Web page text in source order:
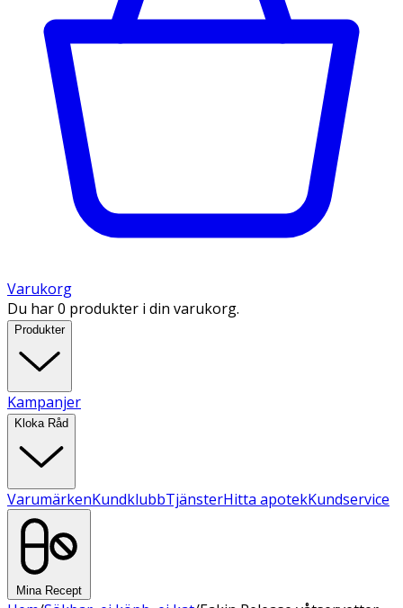
Varukorg
Du har 0 produkter i din varukorg.
Produkter
Kampanjer
Kloka Råd
VarumärkenKundklubbTjänsterHitta apotekKundservice
Mina Recept